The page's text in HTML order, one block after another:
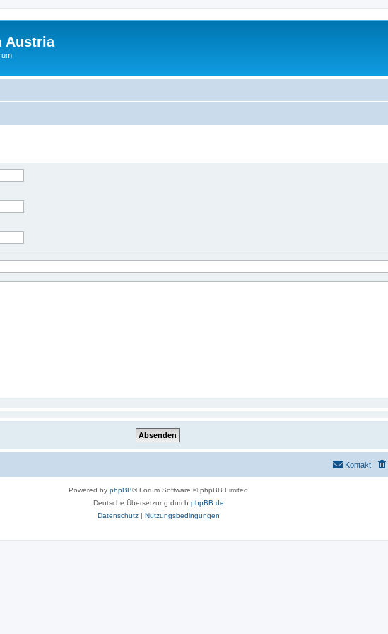
Austria
Kontakt
Powered by phpBB® Forum Software © phpBB Limited
Deutsche Übersetzung durch phpBB.de
Datenschutz| Nutzungsbedingungen